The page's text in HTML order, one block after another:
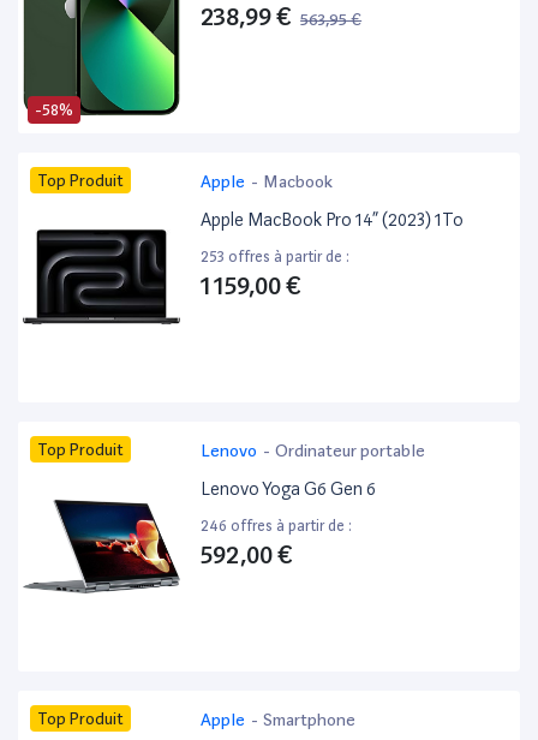
-58%
238,99 € 563,95 €
Top Produit Apple - Macbook
Apple MacBook Pro 14” (2023) 1To
253 offres à partir de :
1 159,00 €
Top Produit Lenovo - Ordinateur portable
Lenovo Yoga G6 Gen 6
246 offres à partir de :
592,00 €
Top Produit Apple - Smartphone